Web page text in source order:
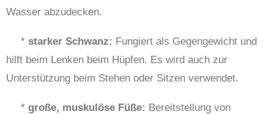
Wasser abzudecken.
* starker Schwanz: Fungiert als Gegengewicht und
hilft beim Lenken beim Hüpfen. Es wird auch zur
Unterstützung beim Stehen oder Sitzen verwendet.
* große, muskulöse Füße: Bereitstellung von